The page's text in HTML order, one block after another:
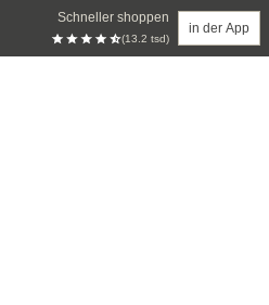
Schneller shoppen
(13.2 tsd)
in der App